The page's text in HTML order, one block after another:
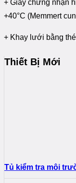
+ Giấy chứng nhận
+40°C (Memmert
+ Khay lưới bằng
Thiết Bị Mới
Tủ kiểm tra môi